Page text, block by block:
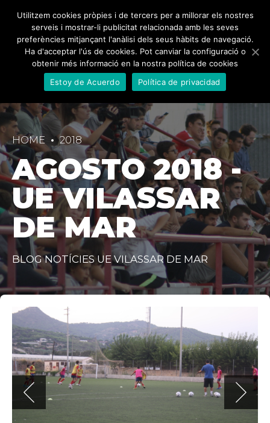
HOME 2018
AGOSTO 2018 -
UE VILASSAR
DE MAR
BLOG NOTÍCIES UE VILASSAR DE MAR
Utilitzem cookies pròpies i de tercers per a millorar els nostres
serveis i mostrar-li publicitat relacionada amb les seves
preferències mitjançant l'anàlisi dels seus hàbits de navegació.
Ha d'acceptar l'ús de cookies. Pot canviar la configuració o
obtenir més informació en la nostra política de cookies
Estoy de Acuerdo
Política de privacidad